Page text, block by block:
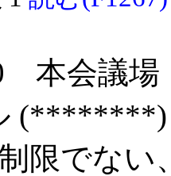
本会
(********)
制限でな